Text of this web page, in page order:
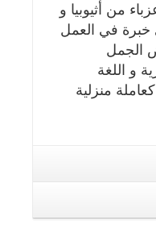
من أثيوبيا و
خبرة في العمل
الجمل
و اللغة
منزلية